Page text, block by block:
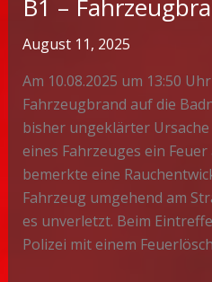
B1 –
August 11, 2025
Am 10.08.2025 um 13:50
Fahrzeugbrand auf die
bisher ungeklärter
eines Fahrzeuges ein
bemerkte eine
Fahrzeug umgehend am
es unverletzt. Beim
Polizei mit einem